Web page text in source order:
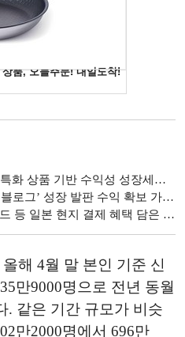
…제휴 채널 확대 영업 강화 [금융사 2025 1분기 실적]
익 확보 가속화 [금융계열 카드사 CEO 취임 100일]
본 현지 결제 혜택 담은 상품 출시
해 4월 말 본인 기준 신
만9000명으로 전년 동월
. 같은 기간 규모가 비슷
만2000명에서 696만